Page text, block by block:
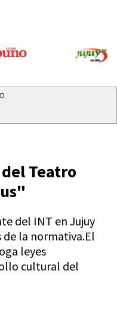
Teatro
del INT en Jujuy
de la normativa.El
leyes
cultural del